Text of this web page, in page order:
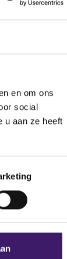
en om ons
social
u aan ze heeft